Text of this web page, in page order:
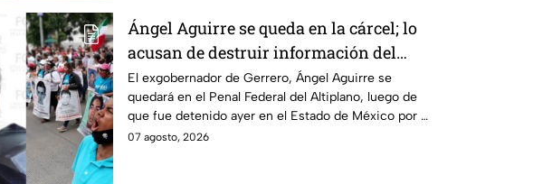
Ángel Aguirre se queda en la cárcel; lo
acusan de destruir información del
caso Ayotzinapa
El exgobernador de Gerrero, Ángel Aguirre se
quedará en el Penal Federal del Altiplano, luego de
que fue detenido ayer en el Estado de México por el
caso Ayotzinapa.
07 agosto, 2026